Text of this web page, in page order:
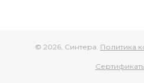
© 2026, Синтера. Политика